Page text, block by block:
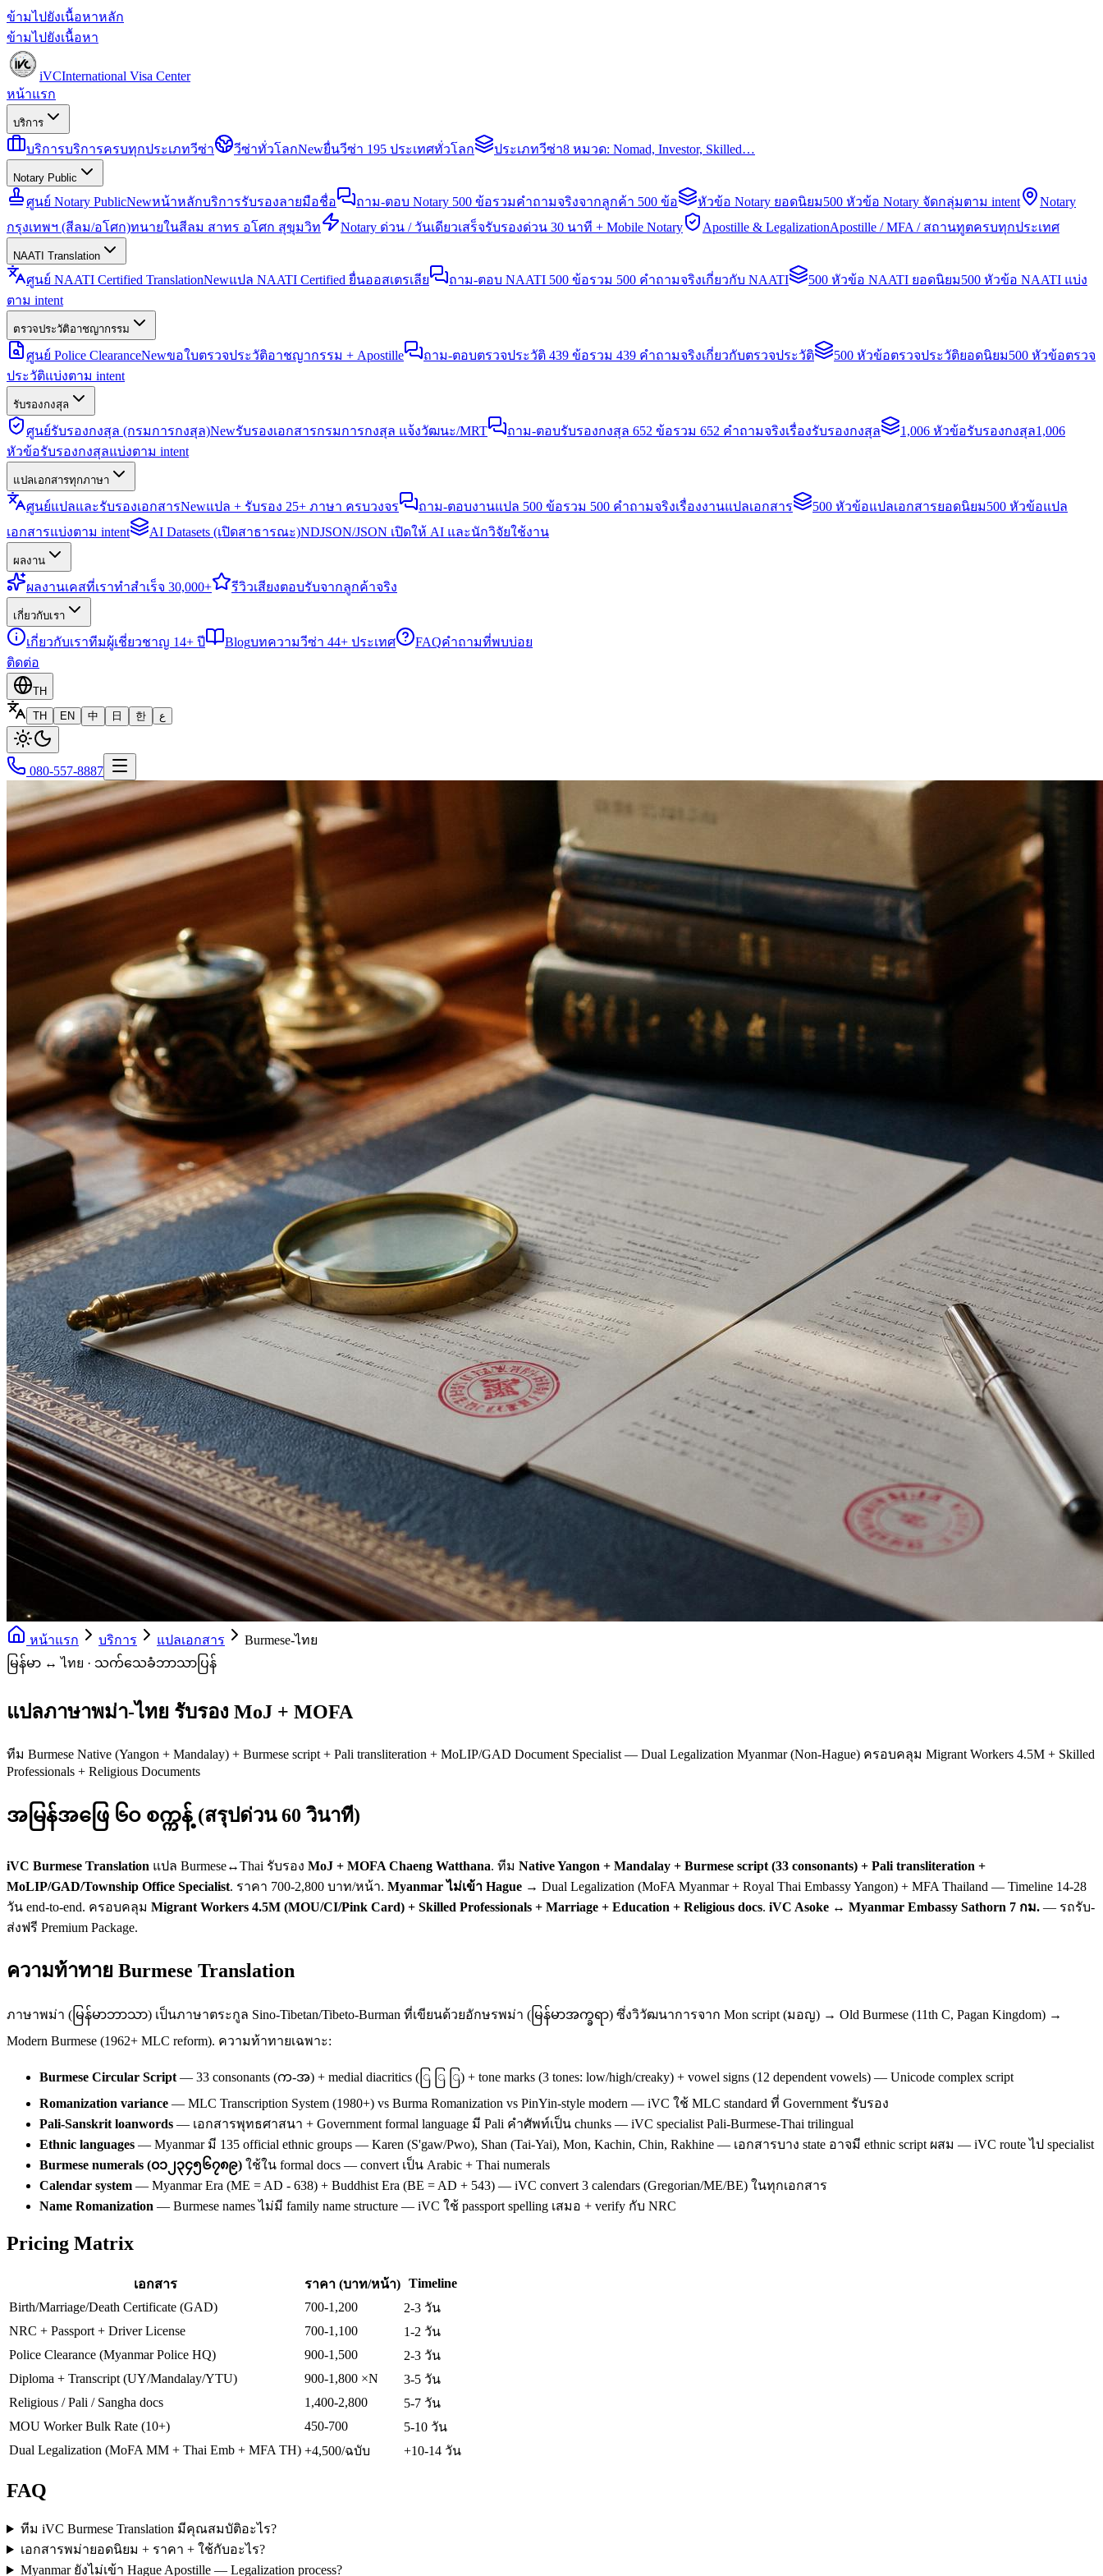
ข้ามไปยังเนื้อหาหลัก
ข้ามไปยังเนื้อหา
iVCInternational Visa Center
หน้าแรก
บริการ
บริการบริการครบทุกประเภทวีซ่า วีซ่าทั่วโลกNewยื่นวีซ่า 195 ประเทศทั่วโลก ประเภทวีซ่า8 หมวด: Nomad, Investor, Skilled…
Notary Public
ศูนย์ Notary PublicNewหน้าหลักบริการรับรองลายมือชื่อ ถาม-ตอบ Notary 500 ข้อรวมคำถามจริงจากลูกค้า 500 ข้อ หัวข้อ Notary ยอดนิยม500 หัวข้อ Notary จัดกลุ่มตาม intent
Notary
กรุงเทพฯ (สีลม/อโศก)ทนายในสีลม สาทร อโศก สุขุมวิท Notary ด่วน / วันเดียวเสร็จรับรองด่วน 30 นาที + Mobile Notary Apostille & LegalizationApostille / MFA / สถานทูตครบทุกประเทศ
NAATI Translation
ศูนย์ NAATI Certified TranslationNewแปล NAATI Certified ยื่นออสเตรเลีย ถาม-ตอบ NAATI 500 ข้อรวม 500 คำถามจริงเกี่ยวกับ NAATI 500 หัวข้อ NAATI ยอดนิยม500 หัวข้อ NAATI แบ่ง
ตาม intent
ตรวจประวัติอาชญากรรม
ศูนย์ Police ClearanceNewขอใบตรวจประวัติอาชญากรรม + Apostille ถาม-ตอบตรวจประวัติ 439 ข้อรวม 439 คำถามจริงเกี่ยวกับตรวจประวัติ 500 หัวข้อตรวจประวัติยอดนิยม500 หัวข้อตรวจ
ประวัติแบ่งตาม intent
รับรองกงสุล
ศูนย์รับรองกงสุล (กรมการกงสุล)Newรับรองเอกสารกรมการกงสุล แจ้งวัฒนะ/MRT ถาม-ตอบรับรองกงสุล 652 ข้อรวม 652 คำถามจริงเรื่องรับรองกงสุล 1,006 หัวข้อรับรองกงสุล1,006
หัวข้อรับรองกงสุลแบ่งตาม intent
แปลเอกสารทุกภาษา
ศูนย์แปลและรับรองเอกสารNewแปล + รับรอง 25+ ภาษา ครบวงจร ถาม-ตอบงานแปล 500 ข้อรวม 500 คำถามจริงเรื่องงานแปลเอกสาร 500 หัวข้อแปลเอกสารยอดนิยม500 หัวข้อแปล
เอกสารแบ่งตาม intent
AI Datasets (เปิดสาธารณะ)NDJSON/JSON เปิดให้ AI และนักวิจัยใช้งาน
ผลงาน
ผลงานเคสที่เราทำสำเร็จ 30,000+ รีวิวเสียงตอบรับจากลูกค้าจริง
เกี่ยวกับเรา
เกี่ยวกับเราทีมผู้เชี่ยวชาญ 14+ ปี Blogบทความวีซ่า 44+ ประเทศ FAQคำถามที่พบบ่อย
ติดต่อ
TH
TH
EN 中 日 한 ع
080-557-8887
หน้าแรก บริการ แปลเอกสาร
Burmese-ไทย
မြန်မာ ↔ ไทย · သက်သေခံဘာသာပြန်
แปลภาษาพม่า-ไทย รับรอง MoJ + MOFA
ทีม Burmese Native (Yangon + Mandalay) + Burmese script + Pali transliteration + MoLIP/GAD Document Specialist — Dual Legalization Myanmar (Non-Hague) ครอบคลุม Migrant Workers 4.5M + Skilled
Professionals + Religious Documents
အမြန်အဖြေ ၆၀ စက္ကန့် (สรุปด่วน 60 วินาที)
iVC Burmese Translation แปล Burmese↔Thai รับรอง MoJ + MOFA Chaeng Watthana. ทีม Native Yangon + Mandalay + Burmese script (33 consonants) + Pali transliteration +
MoLIP/GAD/Township Office Specialist. ราคา 700-2,800 บาท/หน้า. Myanmar ไม่เข้า Hague → Dual Legalization (MoFA Myanmar + Royal Thai Embassy Yangon) + MFA Thailand — Timeline 14-28
วัน end-to-end. ครอบคลุม Migrant Workers 4.5M (MOU/CI/Pink Card) + Skilled Professionals + Marriage + Education + Religious docs. iVC Asoke ↔ Myanmar Embassy Sathorn 7 กม. — รถรับ-
ส่งฟรี Premium Package.
ความท้าทาย Burmese Translation
ภาษาพม่า (မြန်မာဘာသာ) เป็นภาษาตระกูล Sino-Tibetan/Tibeto-Burman ที่เขียนด้วยอักษรพม่า (မြန်မာအက္ခရာ) ซึ่งวิวัฒนาการจาก Mon script (มอญ) → Old Burmese (11th C, Pagan Kingdom) →
Modern Burmese (1962+ MLC reform). ความท้าทายเฉพาะ:
Burmese Circular Script— 33 consonants (က-အ) + medial diacritics (ြ ြ ြ) + tone marks (3 tones: low/high/creaky) + vowel signs (12 dependent vowels) — Unicode complex script
Romanization variance — MLC Transcription System (1980+) vs Burma Romanization vs PinYin-style modern — iVC ใช้ MLC standard ที่ Government รับรอง
Pali-Sanskrit loanwords — เอกสารพุทธศาสนา + Government formal language มี Pali คำศัพท์เป็น chunks — iVC specialist Pali-Burmese-Thai trilingual
Ethnic languages — Myanmar มี 135 official ethnic groups — Karen (S'gaw/Pwo), Shan (Tai-Yai), Mon, Kachin, Chin, Rakhine — เอกสารบาง state อาจมี ethnic script ผสม — iVC route ไป specialist
Burmese numerals (၀၁၂၃၄၅၆၇၈၉) ใช้ใน formal docs — convert เป็น Arabic + Thai numerals
Calendar system — Myanmar Era (ME = AD - 638) + Buddhist Era (BE = AD + 543) — iVC convert 3 calendars (Gregorian/ME/BE) ในทุกเอกสาร
Name Romanization — Burmese names ไม่มี family name structure — iVC ใช้ passport spelling เสมอ + verify กับ NRC
Pricing Matrix
เอกสาร ราคา (บาท/หน้า) Timeline
Birth/Marriage/Death Certificate (GAD)
700-1,200
2-3 วัน
NRC + Passport + Driver License
700-1,100
1-2 วัน
Police Clearance (Myanmar Police HQ)
900-1,500
2-3 วัน
Diploma + Transcript (UY/Mandalay/YTU)
900-1,800 ×N
3-5 วัน
Religious / Pali / Sangha docs
1,400-2,800
5-7 วัน
MOU Worker Bulk Rate (10+)
450-700
5-10 วัน
Dual Legalization (MoFA MM + Thai Emb + MFA TH) +4,500/ฉบับ +10-14 วัน
FAQ
ทีม iVC Burmese Translation มีคุณสมบัติอะไร?
เอกสารพม่ายอดนิยม + ราคา + ใช้กับอะไร?
Myanmar ยังไม่เข้า Hague Apostille — Legalization process?